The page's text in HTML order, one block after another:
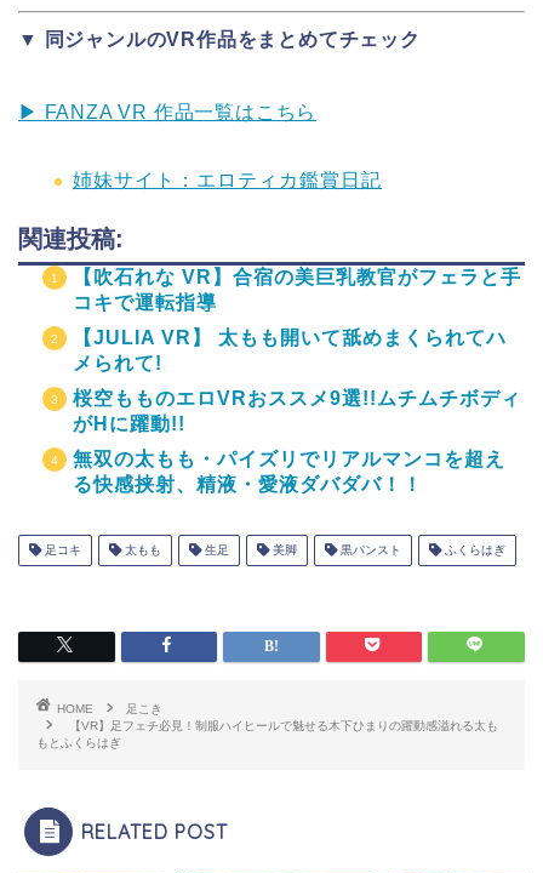
▼ 同ジャンルのVR作品をまとめてチェック
▶ FANZA VR 作品一覧はこちら
姉妹サイト：エロティカ鑑賞日記
関連投稿:
【吹石れな VR】合宿の美巨乳教官がフェラと手
コキで運転指導
【JULIA VR】 太もも開いて舐めまくられてハ
メられて!
桜空もものエロVRおススメ9選!!ムチムチボディ
がHに躍動!!
無双の太もも・パイズリでリアルマンコを超え
る快感挟射、精液・愛液ダバダバ！！
足コキ 太もも 生足 美脚 黒パンスト ふくらはぎ
HOME
足こき
【VR】足フェチ必見！制服ハイヒールで魅せる木下ひまりの躍動感溢れる太も
もとふくらはぎ
RELATED POST